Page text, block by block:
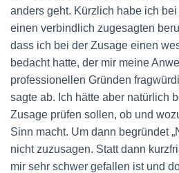
anders geht. Kürzlich habe ich
einen verbindlich zugesagten
dass ich bei der Zusage einen
bedacht hatte, der mir meine
professionellen Gründen
sagte ab. Ich hätte aber natürlich
Zusage prüfen sollen, ob und
Sinn macht. Um dann begründet
nicht zuzusagen. Statt dann
mir sehr schwer gefallen ist und